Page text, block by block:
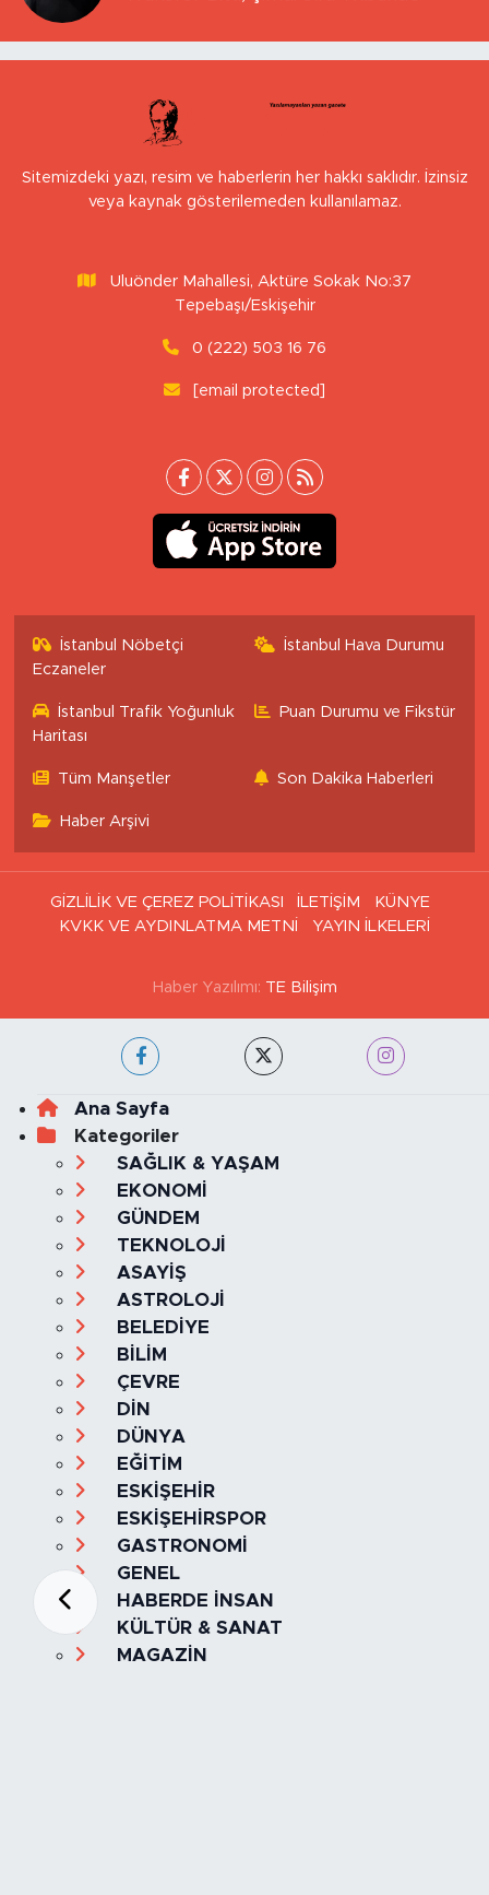
Sitemizdeki yazı, resim ve haberlerin her hakkı saklıdır. İzinsiz
veya kaynak gösterilemeden kullanılamaz.
Uluönder Mahallesi, Aktüre Sokak No:37
Tepebaşı/Eskişehir
0 (222) 503 16 76
[email protected]
İstanbul Nöbetçi
Eczaneler
İstanbul Hava Durumu
İstanbul Trafik Yoğunluk
Haritası
Puan Durumu ve Fikstür
Tüm Manşetler Son Dakika Haberleri
Haber Arşivi
GİZLİLİK VE ÇEREZ POLİTİKASI İLETİŞİM
KÜNYE
KVKK VE AYDINLATMA METNİ
YAYIN İLKELERİ
Haber Yazılımı: TE Bilişim
Ana Sayfa
Kategoriler
SAĞLIK & YAŞAM
EKONOMİ
GÜNDEM
TEKNOLOJİ
ASAYİŞ
ASTROLOJİ
BELEDİYE
BİLİM
ÇEVRE
DİN
DÜNYA
EĞİTİM
ESKİŞEHİR
ESKİŞEHİRSPOR
GASTRONOMİ
GENEL
HABERDE İNSAN
KÜLTÜR & SANAT
MAGAZİN